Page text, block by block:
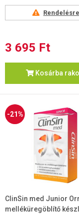
Rendelésre
3 695 Ft
Kosárba
-21%
ClinSin med Junior
melléküregöblítő